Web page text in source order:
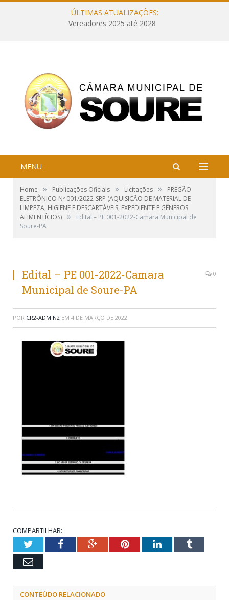
ÚLTIMAS ATUALIZAÇÕES:
Vereadores 2025 até 2028
MENU
Home » Publicações Oficiais » Licitações »
PREGÃO
ELETRÔNICO Nº 001/2022-SRP (AQUISIÇÃO DE MATERIAL DE
LIMPEZA, HIGIENE E DESCARTÁVEIS, EXPEDIENTE E GÊNEROS
ALIMENTÍCIOS) »
Edital – PE 001-2022-Camara Municipal de
Soure-PA
Edital – PE 001-2022-Camara
Municipal de Soure-PA
0
POR CR2-ADMIN2 EM 4 DE MARÇO DE 2022
COMPARTILHAR:
TwitterFacebookGoogle+PinterestLinkedInTumblr
Email
CONTEÚDO RELACIONADO